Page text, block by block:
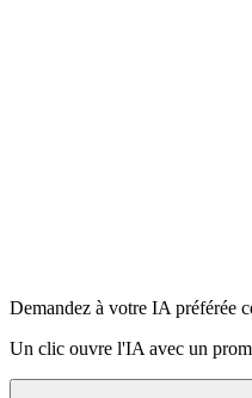
Se connecter à la plateforme
Demandez à votre IA préférée
Un clic ouvre l'IA avec un